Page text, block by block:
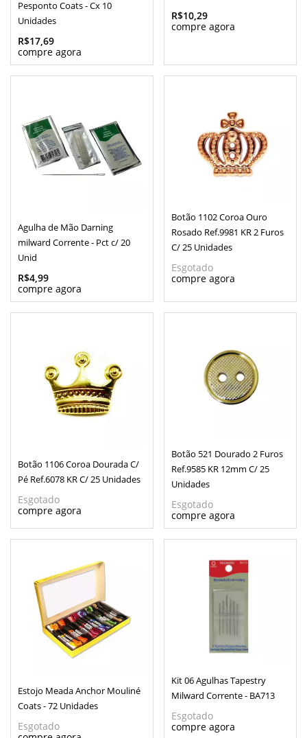
Pesponto Coats - Cx 10
Unidades
R$17,69
R$10,29
Agulha de Mão Darning
milward Corrente - Pct c/ 20
Unid
R$4,99
Botão 1102 Coroa Ouro
Rosado Ref.9981 KR 2 Furos
C/ 25 Unidades
Esgotado
Botão 1106 Coroa Dourada C/
Pé Ref.6078 KR C/ 25 Unidades
Esgotado
Botão 521 Dourado 2 Furos
Ref.9585 KR 12mm C/ 25
Unidades
Esgotado
Estojo Meada Anchor Mouliné
Coats - 72 Unidades
Esgotado
Kit 06 Agulhas Tapestry
Milward Corrente - BA713
Esgotado